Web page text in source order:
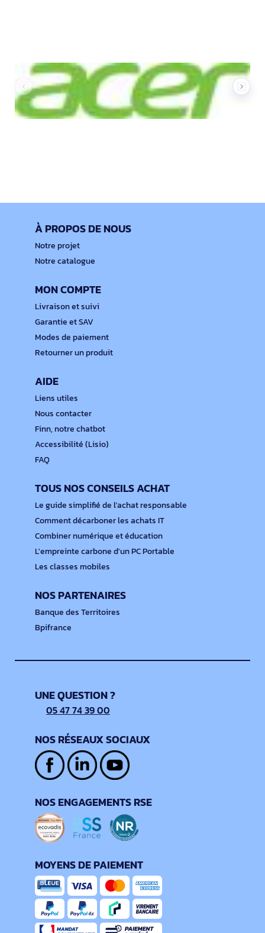
À PROPOS DE NOUS
Notre projet
Notre catalogue
MON COMPTE
Livraison et suivi
Garantie et SAV
Modes de paiement
Retourner un produit
AIDE
Liens utiles
Nous contacter
Finn, notre chatbot
Accessibilité (Lisio)
FAQ
TOUS NOS CONSEILS ACHAT
Le guide simplifié de l'achat responsable
Comment décarboner les achats IT
Combiner numérique et éducation
L'empreinte carbone d'un PC Portable
Les classes mobiles
NOS PARTENAIRES
Banque des Territoires
Bpifrance
UNE QUESTION ?
05 47 74 39 00
NOS RÉSEAUX SOCIAUX
NOS ENGAGEMENTS RSE
MOYENS DE PAIEMENT